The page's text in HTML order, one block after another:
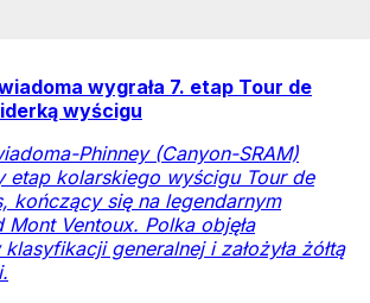
zawodowe plany.
biznesRozrywka